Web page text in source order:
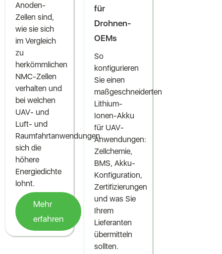
Anoden-
Zellen sind,
wie sie sich
im Vergleich
zu
herkömmlichen
NMC-Zellen
verhalten und
bei welchen
UAV- und
Luft- und
Raumfahrtanwendungen
sich die
höhere
Energiedichte
lohnt.
Mehr
erfahren
für
Drohnen-
OEMs
So
konfigurieren
Sie einen
maßgeschneiderten
Lithium-
Ionen-Akku
für UAV-
Anwendungen:
Zellchemie,
BMS, Akku-
Konfiguration,
Zertifizierungen
und was Sie
Ihrem
Lieferanten
übermitteln
sollten.